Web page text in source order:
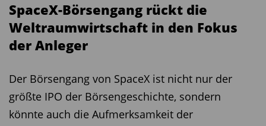
SpaceX-Börsengang rückt die
Weltraumwirtschaft in den Fokus
der Anleger
Der Börsengang von SpaceX ist nicht nur der
größte IPO der Börsengeschichte, sondern
könnte auch die Aufmerksamkeit der